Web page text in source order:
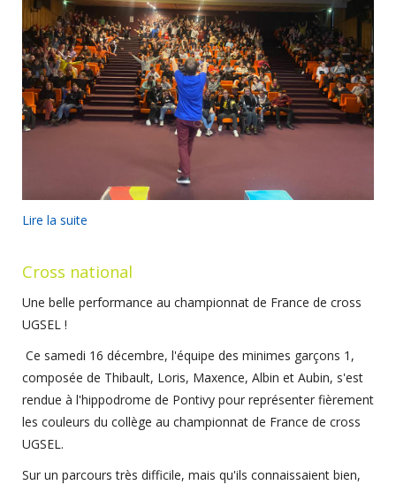
Lire la suite
Cross national
Une belle performance au championnat de France de cross
UGSEL !
Ce samedi 16 décembre, l'équipe des minimes garçons 1,
composée de Thibault, Loris, Maxence, Albin et Aubin, s'est
rendue à l'hippodrome de Pontivy pour représenter fièrement
les couleurs du collège au championnat de France de cross
UGSEL.
Sur un parcours très difficile, mais qu'ils connaissaient bien,